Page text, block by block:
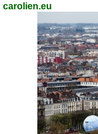
carolien.eu